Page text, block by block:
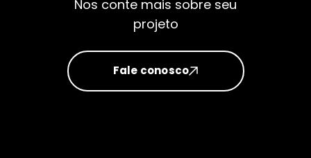
Nos conte mais sobre seu
projeto
Fale conosco